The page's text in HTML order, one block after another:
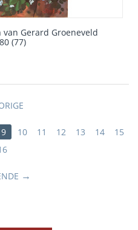
Gerard Groeneveld
(77)
9 10 11 12 13 14
15